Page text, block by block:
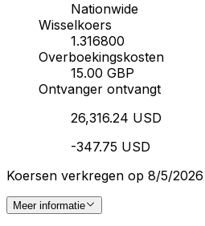
Nationwide
Wisselkoers
1.316800
Overboekingskosten
15.00 GBP
Ontvanger ontvangt
26,316.24 USD
-347.75 USD
Koersen verkregen op 8/5/2026
Meer informatie